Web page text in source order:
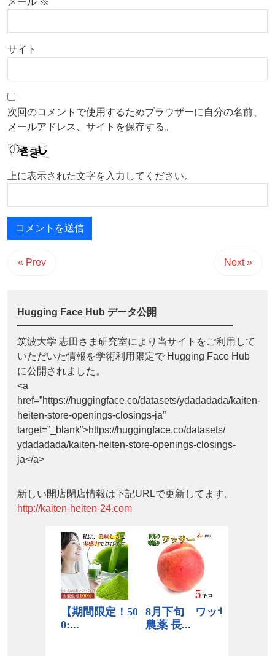
サイト
次回のコメントで使用するためブラウザーに自分の名前、
メールアドレス、サイトを保存する。
上に表示された文字を入力してください。
« Prev Next »
Hugging Face Hub データ公開
筑波大学 志田さま研究室により当サイトをご利用して
いただいた情報を学術利用限定で Hugging Face Hub
に公開されました。
<a
href=”https://huggingface.co/datasets/ydadadada/kaiten-
heiten-store-openings-closings-ja”
target=”_blank”>https://huggingface.co/datasets/
ydadadada/kaiten-heiten-store-openings-closings-
ja</a>
新しい開店閉店情報は下記URLで更新してます。
http://kaiten-heiten-24.com